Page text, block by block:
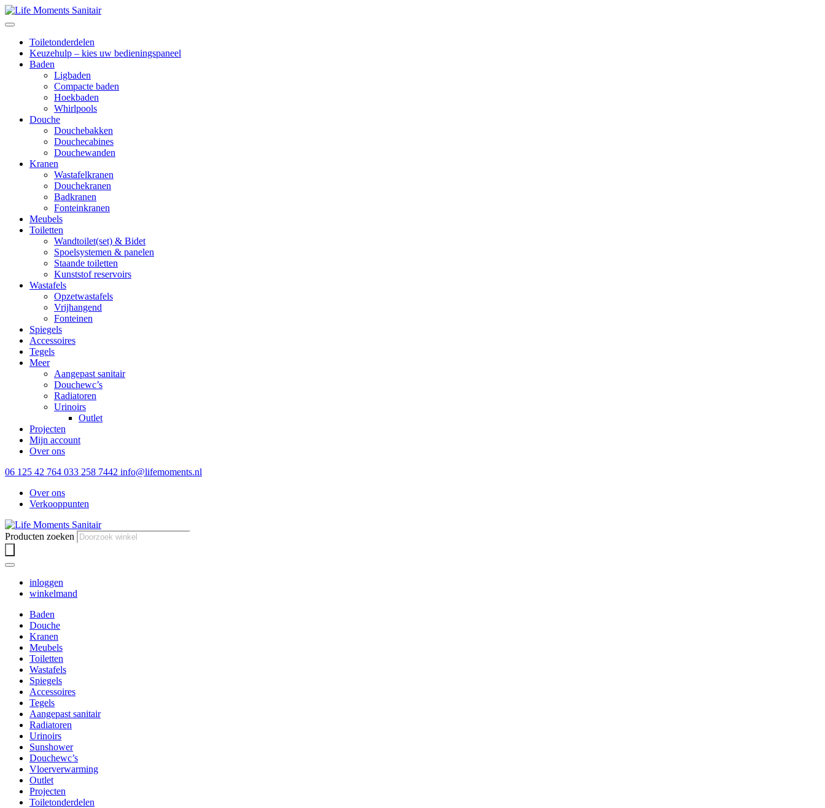
Toiletonderdelen
Keuzehulp – kies uw bedieningspaneel
Baden
Ligbaden
Compacte baden
Hoekbaden
Whirlpools
Douche
Douchebakken
Douchecabines
Douchewanden
Kranen
Wastafelkranen
Douchekranen
Badkranen
Fonteinkranen
Meubels
Toiletten
Wandtoilet(set) & Bidet
Spoelsystemen & panelen
Staande toiletten
Kunststof reservoirs
Wastafels
Opzetwastafels
Vrijhangend
Fonteinen
Spiegels
Accessoires
Tegels
Meer
Aangepast sanitair
Douchewc’s
Radiatoren
Urinoirs
Outlet
Projecten
Mijn account
Over ons
06 125 42 764 033 258 7442 info@lifemoments.nl
Over ons
Verkooppunten
Producten zoeken
inloggen
winkelmand
Baden
Douche
Kranen
Meubels
Toiletten
Wastafels
Spiegels
Accessoires
Tegels
Aangepast sanitair
Radiatoren
Urinoirs
Sunshower
Douchewc’s
Vloerverwarming
Outlet
Projecten
Toiletonderdelen